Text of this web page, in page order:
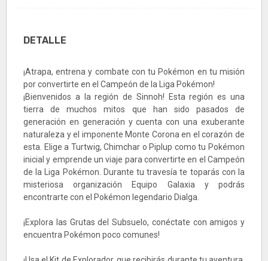
DETALLE
¡Atrapa, entrena y combate con tu Pokémon en tu misión
por convertirte en el Campeón de la Liga Pokémon!
¡Bienvenidos a la región de Sinnoh! Esta región es una
tierra de muchos mitos que han sido pasados de
generación en generación y cuenta con una exuberante
naturaleza y el imponente Monte Corona en el corazón de
esta. Elige a Turtwig, Chimchar o Piplup como tu Pokémon
inicial y emprende un viaje para convertirte en el Campeón
de la Liga Pokémon. Durante tu travesía te toparás con la
misteriosa organización Equipo Galaxia y podrás
encontrarte con el Pokémon legendario Dialga.
¡Explora las Grutas del Subsuelo, conéctate con amigos y
encuentra Pokémon poco comunes!